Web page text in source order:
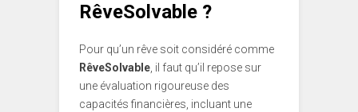
RêveSolvable ?
Pour qu’un rêve soit considéré comme
RêveSolvable, il faut qu’il repose sur
une évaluation rigoureuse des
capacités financières, incluant une